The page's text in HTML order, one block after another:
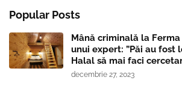
Popular Posts
Mână criminală la
unui expert: ”Păi au fost
Halal să mai faci
decembrie 27, 2023